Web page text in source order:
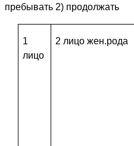
пребывать 2) продолжать
1
лицо
2 лицо жен.рода